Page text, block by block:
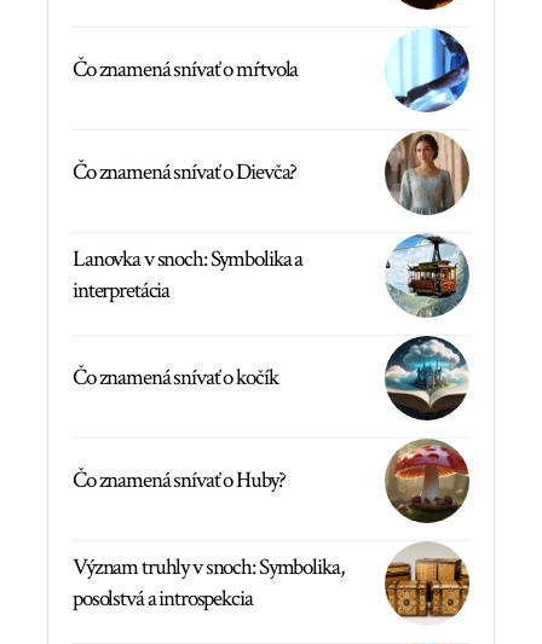
Čo znamená snívať o mŕtvola
Čo znamená snívať o Dievča?
Lanovka v snoch: Symbolika a
interpretácia
Čo znamená snívať o kočík
Čo znamená snívať o Huby?
Význam truhly v snoch: Symbolika,
posolstvá a introspekcia